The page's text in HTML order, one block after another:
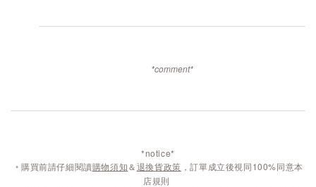
*comment*
*notice*
◦ 購買前請仔細閱讀購物須知＆退換貨政策 ，訂單成立後視同100%同意本
店規則